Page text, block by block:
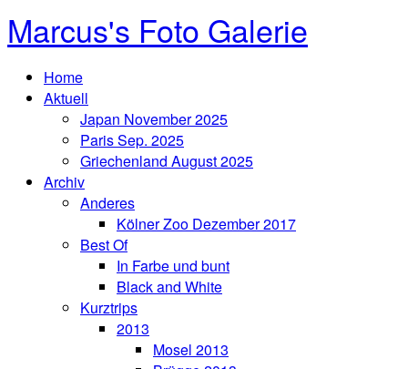
Marcus's Foto Galerie
Home
Aktuell
Japan November 2025
Paris Sep. 2025
Griechenland August 2025
Archiv
Anderes
Kölner Zoo Dezember 2017
Best Of
In Farbe und bunt
Black and White
Kurztrips
2013
Mosel 2013